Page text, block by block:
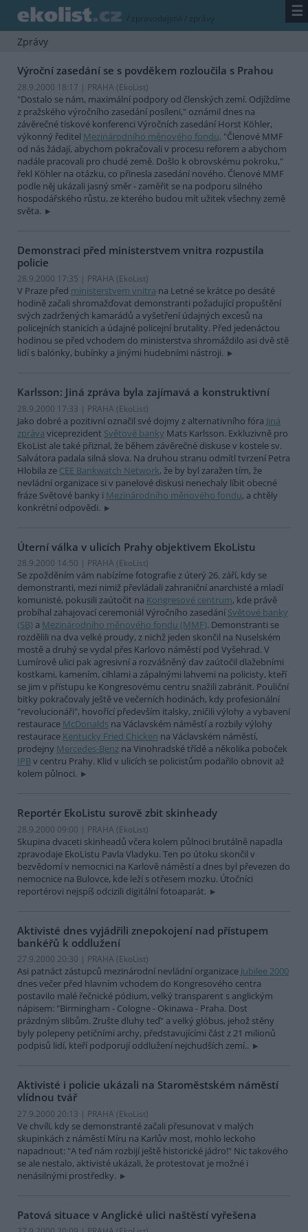
/ zpravodajství / zprávy ☰
Zprávy
Výroční zasedání se s povděkem rozloučila s Prahou
28.9.2000 18:17 | PRAHA (EkoList)
"Dostalo se nám, maximální podpory od členských zemí. Odjíždíme
z pražského výročního zasedání posíleni," oznámil dnes na
závěrečné tiskové konferenci Výročních zasedání Horst Köhler,
výkonný ředitel Mezinárodního měnového fondu. "Členové MMF
od nás žádají, abychom pokračovali v procesu reforem a abychom
nadále pracovali pro chudé země. Došlo k obrovskému pokroku,"
řekl Köhler na otázku, co přinesla zasedání nového. Členové MMF
podle něj ukázali jasný směr - zaměřit se na podporu silného
hospodářského růstu, ze kterého budou mít užitek všechny země
světa.
Demonstraci před ministerstvem vnitra rozpustila
policie
28.9.2000 17:35 | PRAHA (EkoList)
V Praze před ministerstvem vnitra na Letné se krátce po desáté
hodině začali shromažďovat demonstranti požadující propuštění
svých zadržených kamarádů a vyšetření údajných excesů na
policejních stanicích a údajné policejní brutality. Před jedenáctou
hodinou se před vchodem do ministerstva shromáždilo asi dvě stě
lidí s balónky, bubínky a jinými hudebními nástroji.
Karlsson: Jiná zpráva byla zajímavá a konstruktivní
28.9.2000 17:33 | PRAHA (EkoList)
Jako dobré a pozitivní označil své dojmy z alternativního fóra Jiná
zpráva viceprezident Světové banky Mats Karlsson. Exkluzivně pro
EkoList ale také přiznal, že během závěrečné diskuse v kostele sv.
Salvátora padala silná slova. Na druhou stranu odmítl tvrzení Petra
Hlobila ze CEE Bankwatch Network, že by byl zaražen tím, že
nevládní organizace si v panelové diskusi nenechaly líbit obecné
fráze Světové banky i Mezinárodního měnového fondu, a chtěly
konkrétní odpovědi.
Úterní válka v ulicích Prahy objektivem EkoListu
28.9.2000 14:50 | PRAHA (EkoList)
Se zpožděním vám nabízíme fotografie z úterý 26. září, kdy se
demonstranti, mezi nimiž převládali zahraniční anarchisté a mladí
komunisté, pokusili zaútočit na Kongresové centrum, kde právě
probíhal zahajovací ceremoniál Výročního zasedání Světové banky
(SB) a Mezinárodního měnového fondu (MMF). Demonstranti se
rozdělili na dva velké proudy, z nichž jeden skončil na Nuselském
mostě a druhý se vydal přes Karlovo náměstí pod Vyšehrad. V
Lumírově ulici pak agresivní a rozvášněný dav zaútočil dlažebními
kostkami, kamením, cihlami a zápalnými lahvemi na policisty, kteří
se jim v přístupu ke Kongresovému centru snažili zabránit. Pouliční
bitky pokračovaly ještě ve večerních hodinách, kdy profesionální
"revolucionáři", hovořící především italsky, zničili výlohy a vybavení
restaurace McDonalds na Václavském náměstí a rozbily výlohy
restaurace Kentucky Fried Chicken na Václavském náměstí,
prodejny Mercedes-Benz na Vinohradské třídě a několika poboček
IPBv centru Prahy. Klid v ulicích se policistům podařilo obnovit až
kolem půlnoci.
Reportér EkoListu surově zbit skinheady
28.9.2000 09:00 | PRAHA (EkoList)
Skupina dvaceti skinheadů včera kolem půlnoci brutálně napadla
zpravodaje EkoListu Pavla Vladyku. Ten po útoku skončil v
bezvědomí v nemocnici na Karlově náměstí a dnes byl převezen do
nemocnice na Bulovce, kde leží s otřesem mozku. Útočníci
reportérovi nejspíš odcizili digitální fotoaparát.
Aktivisté dnes vyjádřili znepokojení nad přístupem
bankéřů k oddlužení
27.9.2000 20:30 | PRAHA (EkoList)
Asi patnáct zástupců mezinárodní nevládní organizace Jubilee 2000
dnes večer před hlavním vchodem do Kongresového centra
postavilo malé řečnické pódium, velký transparent s anglickým
nápisem: "Birmingham - Cologne - Okinawa - Praha. Dost
prázdným slibům. Zrušte dluhy teď" a velký glóbus, jehož stěny
byly polepeny petičními archy, představujícími část z 21 milionů
podpisů lidí, kteří podporují oddlužení nejchudších zemí..
Aktivisté i policie ukázali na Staroměstském náměstí
vlídnou tvář
27.9.2000 20:13 | PRAHA (EkoList)
Ve chvíli, kdy se demonstranté začali přesunovat v malých
skupinkách z náměstí Míru na Karlův most, mohlo leckoho
napadnout: "A teď nám rozbijí ještě historické jádro!" Nic takového
se ale nestalo, aktivisté ukázali, že protestovat je možné i
nenásilnými prostředky.
Patová situace v Anglické ulici naštěstí vyřešena